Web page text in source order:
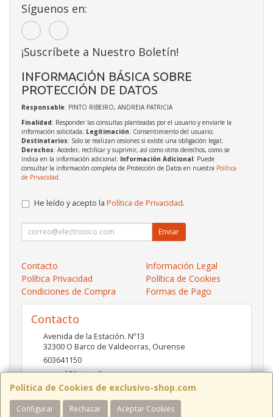
Política de Cookies de exclusivo-shop.com
Configurar Rechazar Aceptar Cookies
Síguenos en:
¡Suscríbete a Nuestro Boletín!
INFORMACIÓN BÁSICA SOBRE
PROTECCIÓN DE DATOS
Responsable: PINTO RIBEIRO, ANDREIA PATRICIA
Finalidad: Responder las consultas planteadas por el usuario y enviarle la
información solicitada; Legitimación: Consentimiento del usuario;
Destinatarios: Solo se realizan cesiones si existe una obligación legal;
Derechos: Acceder, rectificar y suprimir, así como otros derechos, como se
indica en la información adicional; Información Adicional: Puede
consultar la información completa de Protección de Datos en nuestra Política
de Privacidad
He leído y acepto la Política de Privacidad.
Enviar
Contacto
Información Legal
Política Privacidad
Política de Cookies
Condiciones de Compra
Formas de Pago
Contacto
Avenida de la Estación. Nº13
32300 O Barco de Valdeorras, Ourense
603641150
pc-red@hotmail.es
Horario